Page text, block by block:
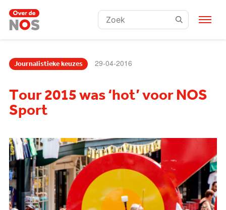
Zoeken:
Journalistieke keuzes 29-04-2016
Tour 2015 was ‘hot’ voor NOS
Sport